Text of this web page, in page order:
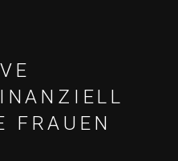
FRAUEN